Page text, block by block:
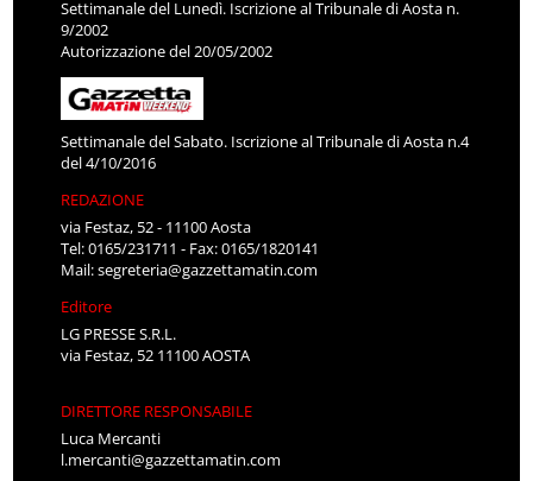
Settimanale del Lunedì. Iscrizione al Tribunale di Aosta n.
9/2002
Autorizzazione del 20/05/2002
Settimanale del Sabato. Iscrizione al Tribunale di Aosta n.4
del 4/10/2016
REDAZIONE
via Festaz, 52 - 11100 Aosta
Tel: 0165/231711 - Fax: 0165/1820141
Mail:segreteria@gazzettamatin.com
Editore
LG PRESSE S.R.L.
via Festaz, 52 11100 AOSTA
DIRETTORE RESPONSABILE
Luca Mercanti
l.mercanti@gazzettamatin.com